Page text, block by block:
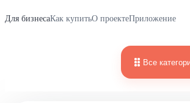
Для бизнесаКак купитьО проектеПриложение
Все